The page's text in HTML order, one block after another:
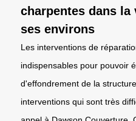
charpentes dans la
ses environs
Les interventions de
indispensables pour pouvoir
d'effondrement de la
interventions qui sont très